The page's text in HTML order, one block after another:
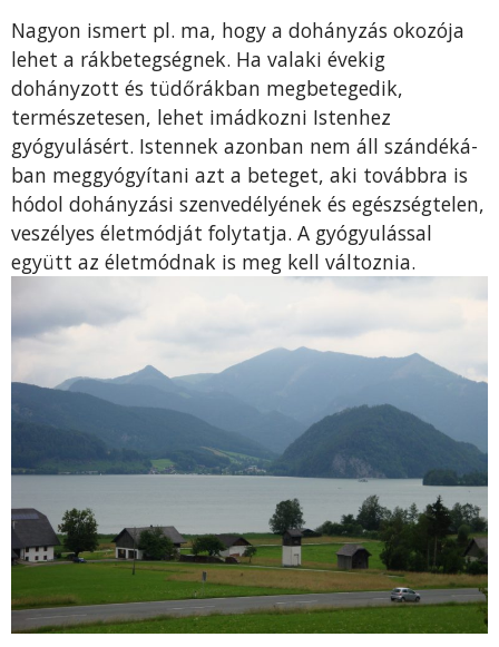
Nagyon ismert pl. ma, hogy a dohányzás okozója
lehet a rákbetegségnek. Ha valaki évekig
dohányzott és tüdő­rákban megbetegedik,
természetesen, lehet imádkozni Is­tenhez
gyógyulásért. Istennek azonban nem áll szándéká­
ban meggyógyítani azt a beteget, aki továbbra is
hódol dohányzási szenvedélyének és egészségtelen,
veszélyes életmódját folytatja. A gyógyulással
együtt az életmódnak is meg kell változnia.